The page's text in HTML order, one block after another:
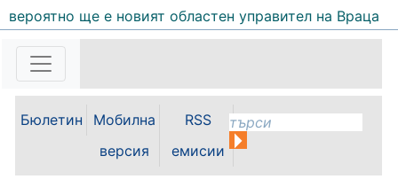
71 | 2026-08-07 09:25:36
традиционни вкусове събраха
фолклорната вечер на Панаирни
дни – Мизия 2026. Читалища и
пенсионерски клубове
представиха богата кулинарна
вероятно ще е новият областен управител на Враца
Бюлетин
Мобилна
версия
RSS
емисии